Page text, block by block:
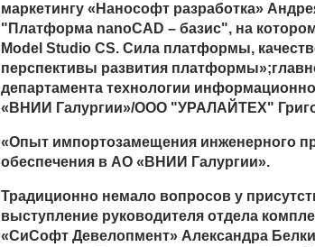
маркетингу «Нанософт разработка»
"Платформа nanoCAD – базис", на
Model Studio CS. Сила платформы,
перспективы развития
департамента технологии
«ВНИИ Галургии»/ООО "УРАЛАЙТЕХ"
«Опыт импортозамещения инженерного
обеспечения в АО «ВНИИ Галургии».
Традиционно немало вопросов у
выступление руководителя отдела
«СиСофт Девелопмент» Александра